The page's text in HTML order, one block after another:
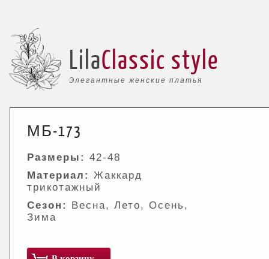
Элегантные женские платья
LilaClassic style
МБ-173
Размеры: 42-48
Материал: Жаккард
трикотажный
Сезон:
Весна, Лето, Осень,
Зима